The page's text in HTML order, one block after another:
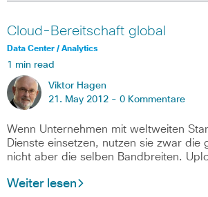
Cloud-Bereitschaft global
Data Center / Analytics
1 min read
Viktor Hagen
21. May 2012 - 0 Kommentare
Wenn Unternehmen mit weltweiten
Dienste einsetzen, nutzen sie zwar die
nicht aber die selben Bandbreiten.
Weiter lesen